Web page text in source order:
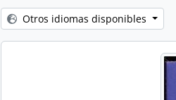
Otros idiomas disponibles